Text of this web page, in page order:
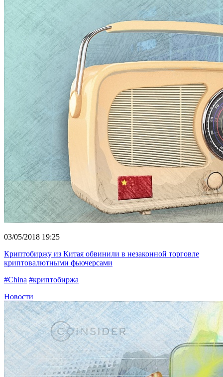
03/05/2018 19:25
Криптобиржу из Китая обвинили в незаконной торговле
криптовалютными фьючерсами
#China #криптобиржа
Новости